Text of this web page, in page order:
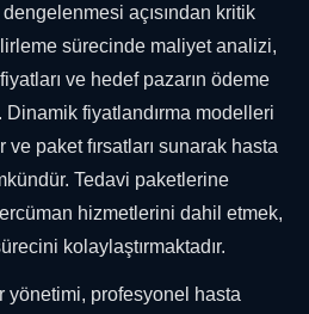
açısından kritik
sürecinde maliyet analizi,
ve hedef pazarın ödeme
Dinamik fiyatlandırma modelleri
paket fırsatları sunarak hasta
Tedavi paketlerine
hizmetlerini dahil etmek,
kolaylaştırmaktadır.
yönetimi, profesyonel hasta